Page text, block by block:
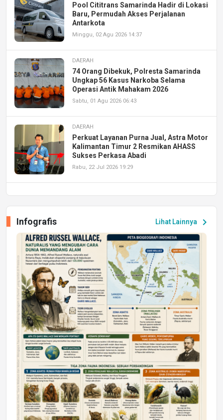
Pool Cititrans Samarinda Hadir di Lokasi
Baru, Permudah Akses Perjalanan
Antarkota
Minggu, 02 Agu 2026 14:37
DAERAH
74 Orang Dibekuk, Polresta Samarinda
Ungkap 56 Kasus Narkoba Selama
Operasi Antik Mahakam 2026
Sabtu, 01 Agu 2026 06:43
DAERAH
Perkuat Layanan Purna Jual, Astra Motor
Kalimantan Timur 2 Resmikan AHASS
Sukses Perkasa Abadi
Rabu, 22 Jul 2026 19:29
Peluang Kerja dan Magang
Jumat, 17 Jul 2026 22:30
DAERAH
Astra Motor Kalimantan Timur 2 Dukung
Mahasiswa Samarinda dalam Astra
Honda SDGs Future Leaders 2026
Jumat, 10 Jul 2026 19:01
Lihat Lainnya chevron_right
Infografis